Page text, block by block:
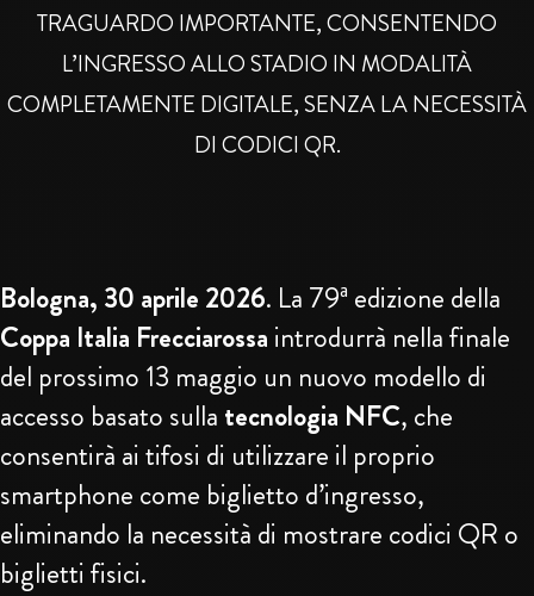
TRAGUARDO IMPORTANTE, CONSENTENDO
L’INGRESSO ALLO STADIO IN MODALITÀ
COMPLETAMENTE DIGITALE, SENZA LA NECESSITÀ
DI CODICI QR.
Bologna, 30 aprile 2026. La 79ª edizione della
Coppa Italia Frecciarossa introdurrà nella finale
del prossimo 13 maggio un nuovo modello di
accesso basato sulla tecnologia NFC, che
consentirà ai tifosi di utilizzare il proprio
smartphone come biglietto d’ingresso,
eliminando la necessità di mostrare codici QR o
biglietti fisici.